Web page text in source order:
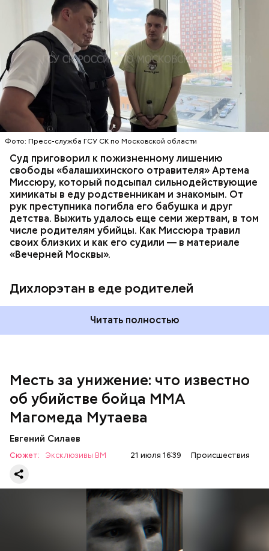
Фото: Пресс-служба ГСУ СК по Московской области
Суд приговорил к пожизненному лишению
свободы «балашихинского отравителя» Артема
Миссюру, который подсыпал сильнодействующие
химикаты в еду родственникам и знакомым. От
рук преступника погибла его бабушка и друг
детства. Выжить удалось еще семи жертвам, в том
числе родителям убийцы. Как Миссюра травил
своих близких и как его судили — в материале
«Вечерней Москвы».
Дихлорэтан в еде родителей
Все началось в июне, когда двое супругов
обратились в местную больницу с жалобами на
плохое самочувствие. Врачи не смогли поставить
им точный диагноз, после чего анализы
потерпевших направили на экспертизу. В них
специалисты обнаружили сильнодействующий
химикат дихлорэтан, который не мог попасть в
организм супругов случайно. То же самое вещество
нашли в еде, изъятой из квартиры пострадавших.
Видео: пресс-служба ГСУ СК по Московской области
Читать полностью
ОТРАВЛЕНИЯ БАЛАШИХА
РОДИТЕЛИ
СЛЕДСТВЕННЫЙ КОМИТЕТ
ЭКСПЕРТИЗЫ
Месть за унижение: что известно
об убийстве бойца ММА
Магомеда Мутаева
Евгений Силаев
Сюжет: Эксклюзивы ВМ 21 июля 16:39 Происшествия
двум статьям: «Убийство» и «Незаконный оборот
оружия». Расследование уголовного дела
контроль
России Александр Бастрыкин.
— Личность подозреваемого установлена,
полицией принимаются меры к задержанию, —
Республике Дагестан.
Стражи порядка отправились в село Чанко, где
может скрываться вероятный злоумышленник.
Параллельно с этим в Махачкале объявлен план
«Перехват». Въезд и выезд в город перекрыты.
Помимо этого, полицейские патрулируют улицы,
железнодорожный вокзал и аэропорт.